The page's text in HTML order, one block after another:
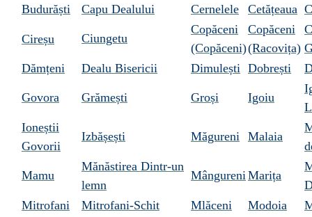
Budurăști Capu Dealului Cernelele Cetățeaua
Cireșu Ciungetu
Copăceni
(Copăceni)
Copăceni
(Racovița)
Dămțeni
Dealu Bisericii Dimulești Dobrești
Govora Grămești Groși Igoiu
Ioneștii
Govorii
Izbășești Măgureni Malaia
Mamu
Mănăstirea Dintr-un
lemn
Mângureni Marița
Mitrofani
Mitrofani-Schit Mlăceni Modoia